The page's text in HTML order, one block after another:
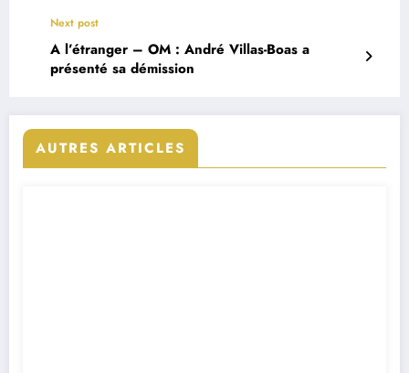
Next post
A l’étranger – OM : André Villas-Boas a
présenté sa démission
AUTRES ARTICLES